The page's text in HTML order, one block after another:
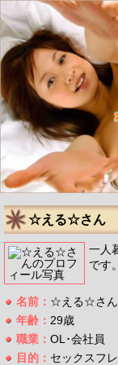
☆える☆さん
一人
です
名前： ☆える☆さん
年齢： 29歳
職業： OL･会社員
目的： セックスフ